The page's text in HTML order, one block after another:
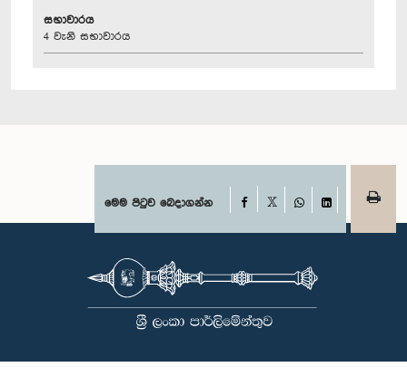
සභාවාරය
4 වැනි සභාවාරය
මෙම පිටුව බෙදාගන්න Facebook
WhatsAppLinkedIn